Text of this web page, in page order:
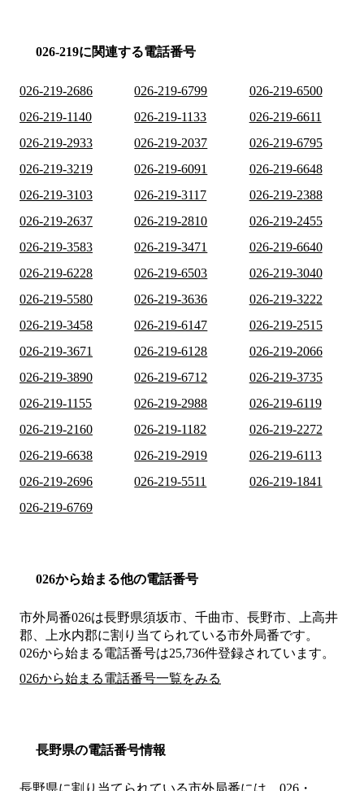
026-219に関連する電話番号
026-219-2686 026-219-6799
026-219-6500
026-219-1140
026-219-1133
026-219-6611
026-219-2933
026-219-2037
026-219-6795
026-219-3219
026-219-6091
026-219-6648
026-219-3103
026-219-3117
026-219-2388
026-219-2637
026-219-2810
026-219-2455
026-219-3583
026-219-3471
026-219-6640
026-219-6228
026-219-6503
026-219-3040
026-219-5580
026-219-3636
026-219-3222
026-219-3458
026-219-6147
026-219-2515
026-219-3671
026-219-6128
026-219-2066
026-219-3890
026-219-6712
026-219-3735
026-219-1155
026-219-2988
026-219-6119
026-219-2160
026-219-1182
026-219-2272
026-219-6638
026-219-2919
026-219-6113
026-219-2696
026-219-5511
026-219-1841
026-219-6769
026から始まる他の電話番号
市外局番026は長野県須坂市、千曲市、長野市、上高井
郡、上水内郡に割り当てられている市外局番です。
026から始まる電話番号は25,736件登録されています。
026から始まる電話番号一覧をみる
長野県の電話番号情報